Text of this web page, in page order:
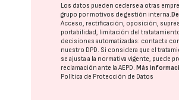
Los datos pueden cederse a otras
grupo por motivos de gestión interna.
Acceso, rectificación, oposición,
portabilidad, limitación del
decisiones automatizadas: contacte
nuestro DPD. Si considera que el
se ajusta a la normativa vigente, puede
reclamación ante laAEPD.Más
Política de Protección de Datos